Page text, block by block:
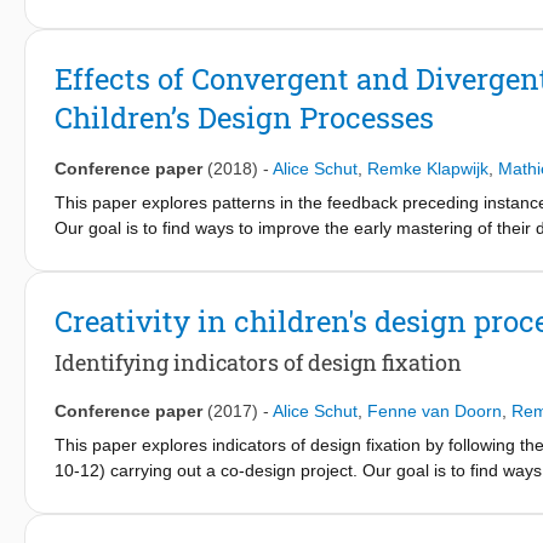
Effects of Convergent and
Children’s Design Processes
Conference paper (2018) - Alice Schut Remke Klapwijk
This paper explores patterns in the feedback preceding
Our goal is to find ways to improve the early mastering of
in adjusting, changing and elaborating previously selected
found that most of the feedback was convergent in nature
most part, not spark any DT processes within the design
present in the feedback has negatively influenced the
explore new methods and tools stimulating divergent
Creativity in children's design
Identifying indicators of design fixation
Conference paper (2017) - Alice Schut Fenne van Doorn
This paper explores indicators of design fixation by following
10-12) carrying out a co-design project. Our goal is to find
children showed adherence to the initial design idea and a